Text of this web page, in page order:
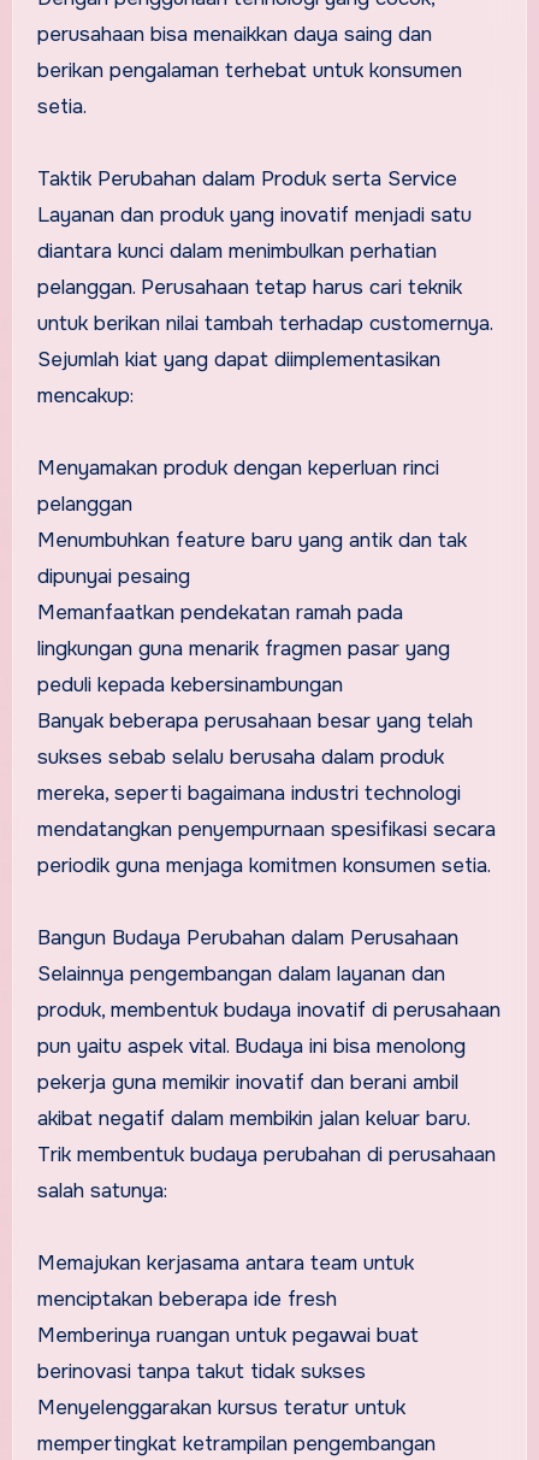
perusahaan bisa menaikkan daya saing dan
berikan pengalaman terhebat untuk konsumen
setia.
Taktik Perubahan dalam Produk serta Service
Layanan dan produk yang inovatif menjadi satu
diantara kunci dalam menimbulkan perhatian
pelanggan. Perusahaan tetap harus cari teknik
untuk berikan nilai tambah terhadap customernya.
Sejumlah kiat yang dapat diimplementasikan
mencakup:
Menyamakan produk dengan keperluan rinci
pelanggan
Menumbuhkan feature baru yang antik dan tak
dipunyai pesaing
Memanfaatkan pendekatan ramah pada
lingkungan guna menarik fragmen pasar yang
peduli kepada kebersinambungan
Banyak beberapa perusahaan besar yang telah
sukses sebab selalu berusaha dalam produk
mereka, seperti bagaimana industri technologi
mendatangkan penyempurnaan spesifikasi secara
periodik guna menjaga komitmen konsumen setia.
Bangun Budaya Perubahan dalam Perusahaan
Selainnya pengembangan dalam layanan dan
produk, membentuk budaya inovatif di perusahaan
pun yaitu aspek vital. Budaya ini bisa menolong
pekerja guna memikir inovatif dan berani ambil
akibat negatif dalam membikin jalan keluar baru.
Trik membentuk budaya perubahan di perusahaan
salah satunya:
Memajukan kerjasama antara team untuk
menciptakan beberapa ide fresh
Memberinya ruangan untuk pegawai buat
berinovasi tanpa takut tidak sukses
Menyelenggarakan kursus teratur untuk
mempertingkat ketrampilan pengembangan